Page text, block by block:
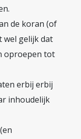
de koran (of
wel gelijk dat
oproepen tot
erbij erbij
inhoudelijk